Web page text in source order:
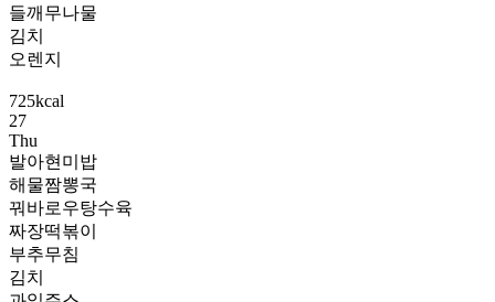
들깨무나물
김치
오렌지
725kcal
27
Thu
발아현미밥
해물짬뽕국
꿔바로우탕수육
짜장떡볶이
부추무침
김치